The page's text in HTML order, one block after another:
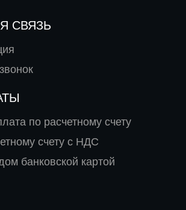
СВЯЗЬ
по расчетному счету
счету с НДС
банковской картой